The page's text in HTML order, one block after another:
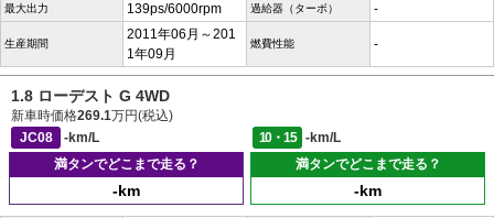
最大出力 139ps/6000rpm 過給器（ターボ） -
生産期間
2011年06月～201
1年09月
燃費性能 -
1.8 ローデスト G 4WD
新車時価格269.1万円(税込)
JC08
-km/L 10・15
-km/L
満タンでどこまで走る？
-km
満タンでどこまで走る？
-km